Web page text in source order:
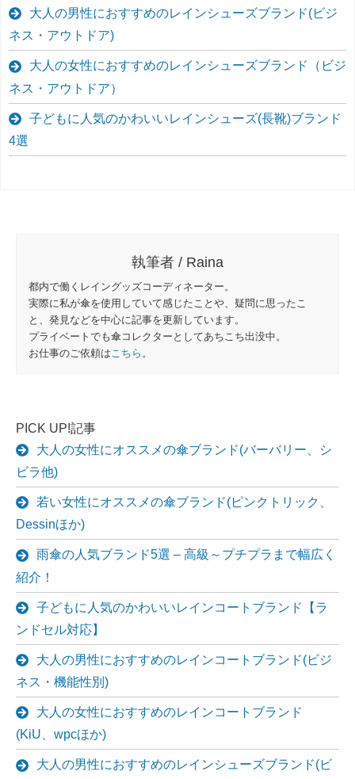
大人の男性におすすめのレインシューズブランド(ビジ
ネス・アウトドア)
大人の女性におすすめのレインシューズブランド（ビジ
ネス・アウトドア）
子どもに人気のかわいいレインシューズ(長靴)ブランド
4選
執筆者 / Raina
都内で働くレイングッズコーディネーター。
実際に私が傘を使用していて感じたことや、疑問に思ったこ
と、発見などを中心に記事を更新しています。
プライベートでも傘コレクターとしてあちこち出没中。
お仕事のご依頼は こちら 。
PICK UP!記事
大人の女性にオススメの傘ブランド(バーバリー、シ
ビラ他)
若い女性にオススメの傘ブランド(ピンクトリック、
Dessinほか)
雨傘の人気ブランド5選 – 高級～プチプラまで幅広く
紹介！
子どもに人気のかわいいレインコートブランド【ラ
ンドセル対応】
大人の男性におすすめのレインコートブランド(ビジ
ネス・機能性別)
大人の女性におすすめのレインコートブランド
(KiU、wpcほか)
大人の男性におすすめのレインシューズブランド(ビ